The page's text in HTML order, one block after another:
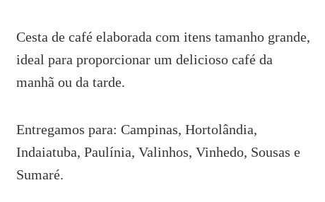
era:
R$199.00.
é:
R$179.80.
Cesta de café elaborada com itens tamanho grande,
ideal para proporcionar um delicioso café da
manhã ou da tarde.
Entregamos para: Campinas, Hortolândia,
Indaiatuba, Paulínia, Valinhos, Vinhedo, Sousas e
Sumaré.